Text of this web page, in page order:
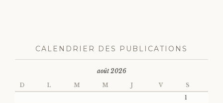
CALENDRIER DES PUBLICATIONS
août 2026
D L M M V S
1